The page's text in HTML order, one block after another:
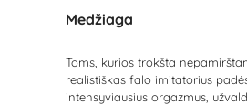
Medžiaga
Toms, kurios trokšta
realistiškas falo imitatorius
intensyviausius orgazmus,